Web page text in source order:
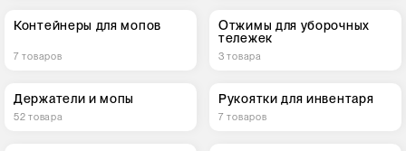
Контейнеры для мопов
7 товаров
Отжимы для уборочных
тележек
3 товара
Держатели и мопы
52 товара
Рукоятки для инвентаря
7 товаров